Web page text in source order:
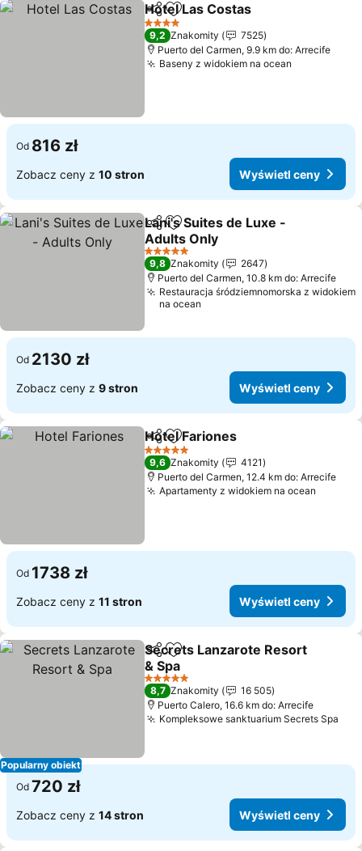
Udostępnij
Dodaj do ulubionych
Hotel Las Costas
4 Kategoria
9,2 Znakomity
7525
Puerto del Carmen, 9.9 km do: Arrecife
Baseny z widokiem na ocean
Od 816 zł
Zobacz ceny z 10 stron Wyświetl ceny
Udostępnij
Dodaj do ulubionych
Lani's Suites de Luxe -
Adults Only
5 Kategoria
9,8 Znakomity
2647
Puerto del Carmen, 10.8 km do: Arrecife
Restauracja śródziemnomorska z widokiem
na ocean
Od 2130 zł
Zobacz ceny z 9 stron Wyświetl ceny
Udostępnij
Dodaj do ulubionych
Hotel Fariones
5 Kategoria
9,6 Znakomity
4121
Puerto del Carmen, 12.4 km do: Arrecife
Apartamenty z widokiem na ocean
Od 1738 zł
Zobacz ceny z 11 stron Wyświetl ceny
Popularny obiekt
Udostępnij
Dodaj do ulubionych
Secrets Lanzarote Resort
& Spa
5 Kategoria
8,7 Znakomity
16 505
Puerto Calero, 16.6 km do: Arrecife
Kompleksowe sanktuarium Secrets Spa
Od 720 zł
Zobacz ceny z 14 stron Wyświetl ceny